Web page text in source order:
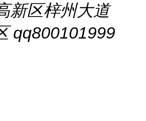
新区梓州大道
qq800101999